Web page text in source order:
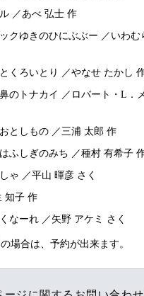
／あべ 弘士 作
クゆきのひにぶぶー ／いわむ
くろいとり ／やなせ たかし
のトナカイ ／ロバート・L．
としもの ／三浦 太郎 作
ふしぎのみち ／種村 有希子
ゃ ／平山 暉彦 さく
知子 作
なーれ ／矢野 アケミ さく
場合は、予約が出来ます。